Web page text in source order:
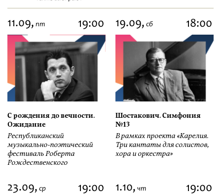
11.09, пт 19:00
С рождения до вечности.
Ожидание
Республиканский
музыкально-поэтический
фестиваль Роберта
Рождественского
19.09, сб 18:00
Шостакович. Симфония
№13
В рамках проекта «Карелия.
Три кантаты для солистов,
хора и оркестра»
23.09, ср 19:00 1.10, чт 19:00